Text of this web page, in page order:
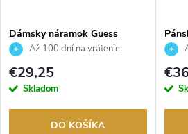
Dámsky náramok Guess
JUBB02248JWRHS
Až 100 dní na vrátenie
tovaru. Autorizovaný predajca.
€29,25
Skladom
DO KOŠÍKA